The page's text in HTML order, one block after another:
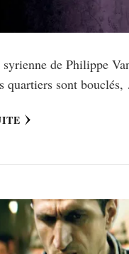
de Philippe
quartiers sont